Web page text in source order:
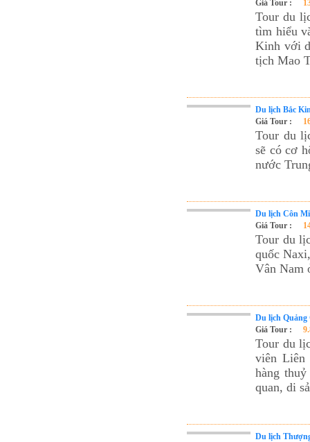
Giá Tour :
Tour du
tìm hiểu
Kinh với
tịch Mao
Du lịch Bắc
Giá Tour :
Tour du
sẽ có cơ
nước
Du lịch Côn
Giá Tour :
Tour du
quốc
Vân Nam
Du lịch Quảng
Giá Tour :
Tour du
viên Liên
hàng
quan, di
Du lịch